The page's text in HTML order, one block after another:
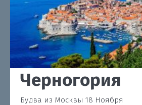
Черногория
Будва из Москвы 18 Ноября